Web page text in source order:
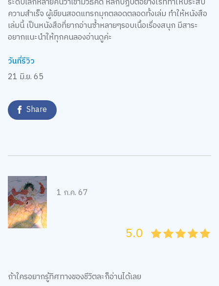
ความสำเร็จ ผู้เขียนสอดแทรกมุกตลอดตลอดทั้งเล่ม ทำให้หนังสือ
เล่มนี้ เป็นหนังสือที่ยากอ่านซ้ำหลายๆรอบเนื้อเรื่องสนุก มีสาระ
อยากแนะนำให้ทุกคนลองอ่านดูค่ะ
วันที่รีวิว
21 มิ.ย. 65
Share
1 ก.ค. 67
45
4
35
3
25
2
15
1
05
5.0
ถ้าใครอยากรู้ทิศทางของชีวิตละก็อ่านได้เลย